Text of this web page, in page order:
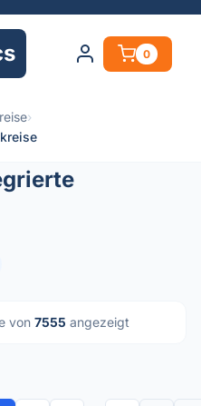
0
›
von 7555 angezeigt